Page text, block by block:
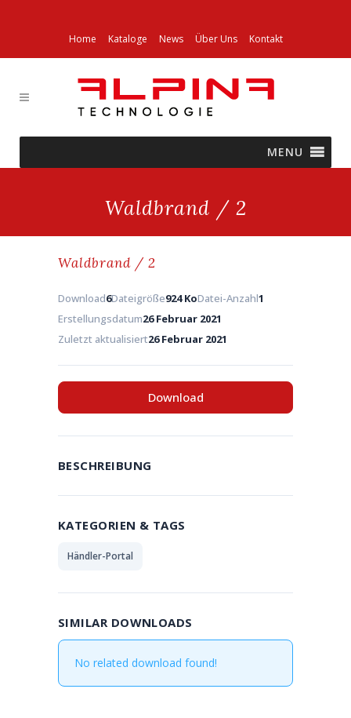
Home Kataloge News Über Uns Kontakt
MENU
Waldbrand / 2
Waldbrand / 2
Download6Dateigröße924 KoDatei-Anzahl1
Erstellungsdatum26 Februar 2021
Zuletzt aktualisiert26 Februar 2021
Download
BESCHREIBUNG
KATEGORIEN & TAGS
Händler-Portal
SIMILAR DOWNLOADS
No related download found!